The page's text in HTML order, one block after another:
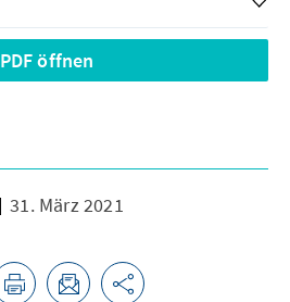
PDF öffnen
31. März 2021